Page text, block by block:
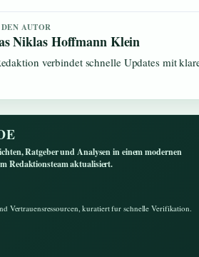
AUTOR
Niklas Hoffmann Klein
verbindet schnelle Updates mit
Ratgeber und Analysen in einem modernen
Redaktionsteam aktualisiert.
Vertrauensressourcen, kuratiert fur schnelle Verifikation.